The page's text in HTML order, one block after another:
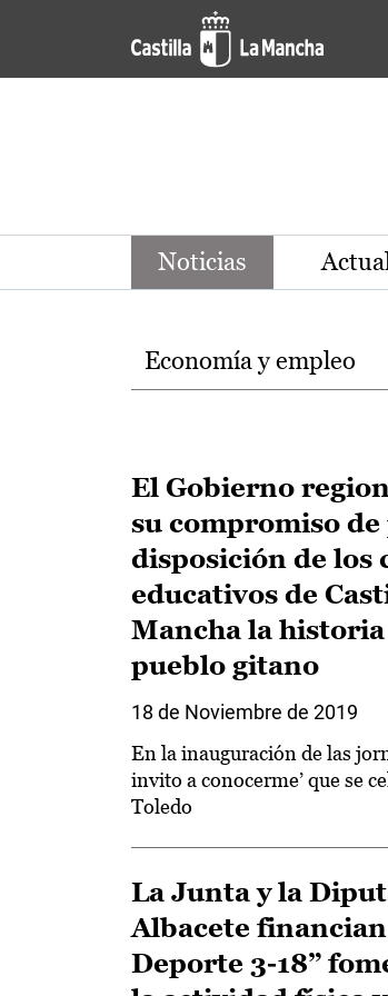
Pasar al contenido principal
Noticias de la región
Noticias
Temas
Economía y empleo
El Gobierno
su compromiso de
disposición de los
educativos de
Mancha la
pueblo gitano
18 de Noviembre de 2019
En la inauguración de las
invito a conocerme’ que se
Toledo
La Junta y la
Albacete financian
Deporte 3-18”